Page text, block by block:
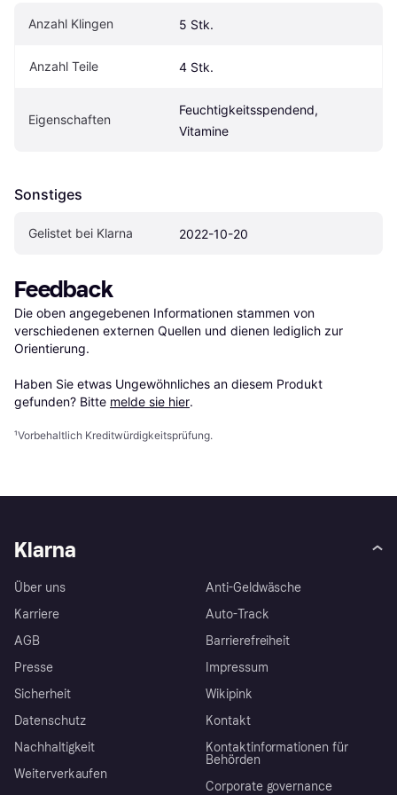
Anzahl Klingen 5 Stk.
Anzahl Teile 4 Stk.
Eigen­schaften
Feuchtigkeitsspendend,
Vitamine
Sonstiges
Gelistet bei Klarna 2022-10-20
Feedback
Die oben angegebenen Informationen stammen von
verschiedenen externen Quellen und dienen lediglich zur
Orientierung.
Haben Sie etwas Ungewöhnliches an diesem Produkt
gefunden? Bitte melde sie hier.
¹Vorbehaltlich Kreditwürdigkeitsprüfung.
Klarna
Über uns
Karriere
AGB
Presse
Sicherheit
Datenschutz
Nachhaltigkeit
Weiterverkaufen
Anti-Geldwäsche
Auto-Track
Barrierefreiheit
Impressum
Wikipink
Kontakt
Kontaktinformationen für
Behörden
Corporate governance